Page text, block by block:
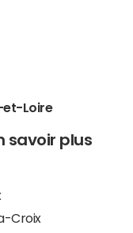
et-Loire
savoir plus
Croix